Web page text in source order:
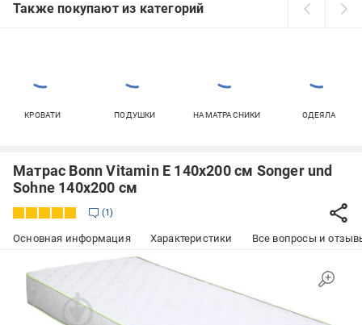
Также покупают из категорий
КРОВАТИ ПОДУШКИ НАМАТРАСНИКИ ОДЕЯЛА
Матрас Bonn Vitamin E 140x200 см Songer und
Sohne 140x200 см
1
Основная информация Характеристики Все вопросы и